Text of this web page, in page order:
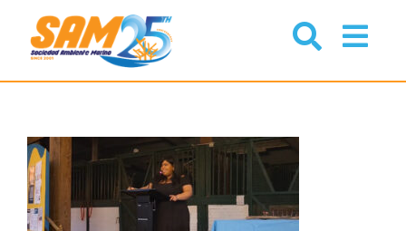
content
Proyectos
Noticias